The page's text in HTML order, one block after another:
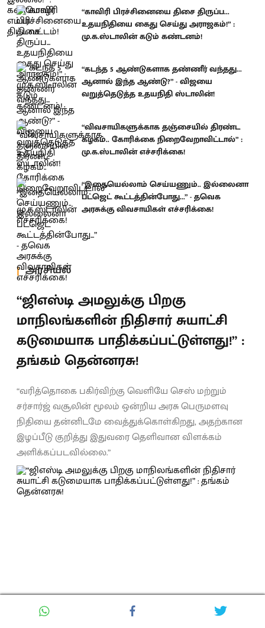
“காவிரி பிரச்சினையை திசை திருப்ப...
உதயநிதியை கைது செய்து அராஜகம்!” :
மு.க.ஸ்டாலின் கடும் கண்டனம்!
“கடந்த 5 ஆண்டுகளாக தண்ணீர் வந்தது...
ஆனால் இந்த ஆண்டு?” - விஜயை
வறுத்தெடுத்த உதயநிதி ஸ்டாலின்!
“விவசாயிகளுக்காக தஞ்சையில் திரண்ட
கழகம்.. கோரிக்கை நிறைவேறாவிட்டால்” :
மு.க.ஸ்டாலின் எச்சரிக்கை!
“இதையெல்லாம் செய்யணும்.. இல்லைனா
பட்ஜெட் கூட்டத்தின்போது...” - தவெக
அரசுக்கு விவசாயிகள் எச்சரிக்கை!
அரசியல்
“ஜிஎஸ்டி அமலுக்கு பிறகு
மாநிலங்களின் நிதிசார் சுயாட்சி
கடுமையாக பாதிக்கப்பட்டுள்ளது!” :
தங்கம் தென்னரசு!
“வரித்தொகை பகிர்விற்கு வெளியே செஸ் மற்றும்
சர்சார்ஜ் வசூலின் மூலம் ஒன்றிய அரசு பெருமளவு
நிதியை தன்னிடமே வைத்துக்கொள்கிறது, அதற்கான
இழப்பீடு குறித்து இதுவரை தெளிவான விளக்கம்
அளிக்கப்படவில்லை.”
Chennamani